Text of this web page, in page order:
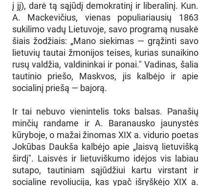
į jį), darė tą sąjūdį demokratinį ir liberalinį. Kun.
A. Mackevičius, vienas populiariausių 1863
sukilimo vadų Lietuvoje, savo programą nusakė
šiais žodžiais: „Mano siekimas — grąžinti savo
lietuvių tautai žmonijos teises, kurias sunaikino
rusų valdžia, valdininkai ir ponai." Vadinas, šalia
tautinio priešo, Maskvos, jis kalbėjo ir apie
socialinį priešą — bajorą.
Ir tai nebuvo vienintelis toks balsas. Panašių
minčių randame ir A. Baranausko jaunystės
kūryboje, o mažai žinomas XIX a. vidurio poetas
Jokūbas Daukša kalbėjo apie „laisvą lietuvišką
širdį". Laisvės ir lietuviškumo idėjos vis labiau
sutapo, tautiniam sąjūdžiui kartu virstant ir
socialine revoliucija, kas ypač išryškėjo XIX a.